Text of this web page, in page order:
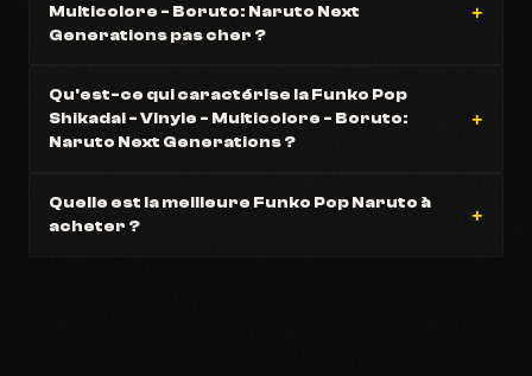
Multicolore - Boruto: Naruto Next
Generations pas cher ?
Qu'est-ce qui caractérise la Funko Pop
Shikadai - Vinyle - Multicolore - Boruto:
Naruto Next Generations ?
Quelle est la meilleure Funko Pop Naruto à
acheter ?